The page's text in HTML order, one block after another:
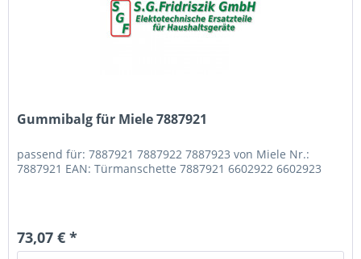
Gummibalg für Miele 7887921
passend für: 7887921 7887922 7887923 von Miele Nr.:
7887921 EAN: Türmanschette 7887921 6602922 6602923
73,07 € *